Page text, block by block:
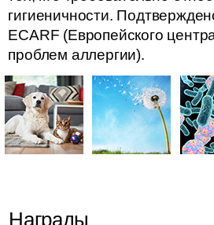
гигиеничности.
ECARF (Европейского
проблем аллергии).
Награды